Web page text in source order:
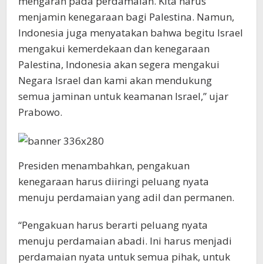
menjamin kenegaraan bagi Palestina. Namun,
Indonesia juga menyatakan bahwa begitu Israel
mengakui kemerdekaan dan kenegaraan
Palestina, Indonesia akan segera mengakui
Negara Israel dan kami akan mendukung
semua jaminan untuk keamanan Israel,” ujar
Prabowo.
Presiden menambahkan, pengakuan
kenegaraan harus diiringi peluang nyata
menuju perdamaian yang adil dan permanen.
“Pengakuan harus berarti peluang nyata
menuju perdamaian abadi. Ini harus menjadi
perdamaian nyata untuk semua pihak, untuk